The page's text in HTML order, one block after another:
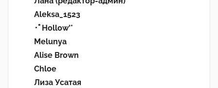
Aleksa_1523
･ﾟHollow'°
Melunya
Alise Brown
Chloe
Лиза Усатая